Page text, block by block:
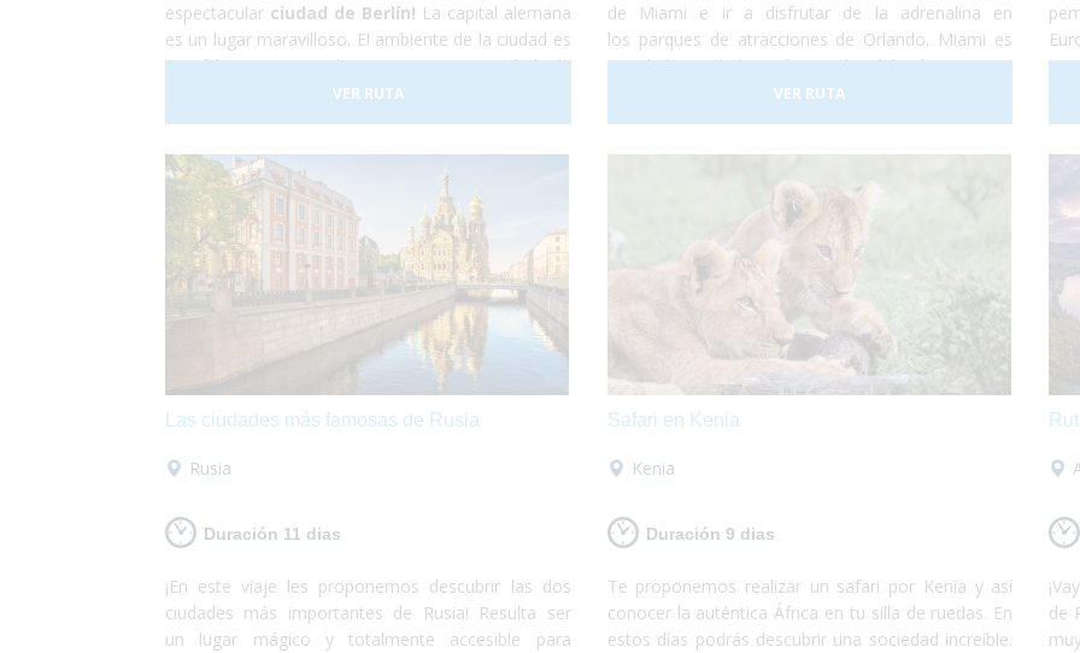
espectacular ciudad de Berlín! La capital alemana
es un lugar maravilloso. El ambiente de la ciudad es
increíble y encima hay una gran cantidad de
monumentos, edificios y museos por visitar. La
capital alemana es totalmenteaccesible para
tener en cuenta que algunas de las calles y plazas
se encuentran adoquinadas y pueden dificultar el
paso a sillas de ruedas manuales. Sin embargo
nosotros nos encargaremos de todo, y tu sólo de
disfrutar.
VER RUTA
de Miami e ir a disfrutar de la adrenalina en
los parques de atracciones de Orlando. Miami es
una de las ciudades más grandes del país y con una
gran diversidad cultural. Se trata de un lugar de
gran influencia caribeña y hermosas
días a descubrir la ciudad y sus lugares
característicos como la Pequeña Habana, el
Downtown, Bahía Vizcaína y al mismo tiempo
conocer las reservas naturales con muchas
especies en peligro de extinción. La segunda parte
del viaje se desarrolla en la ciudad de Orlando. ¡No
lo dudes más y vete de vacaciones a Miami y
Orlando! Será una experiencia increíble en la que no
tendrás que preocuparte por nada... ¡Sólo en
VER RUTA
su
Las ciudades más famosas de Rusia
Rusia
Duración 11 dias
¡En este viaje les proponemos descubrir las dos
ciudades más importantes de Rusia! Resulta ser
un lugar mágico y totalmente accesible para
Safari en Kenia
Kenia
Duración 9 dias
Te proponemos realizar un safari por Kenia y así
conocer la auténtica África en tu silla de ruedas. En
estos días podrás descubrir una sociedad increíble.
de